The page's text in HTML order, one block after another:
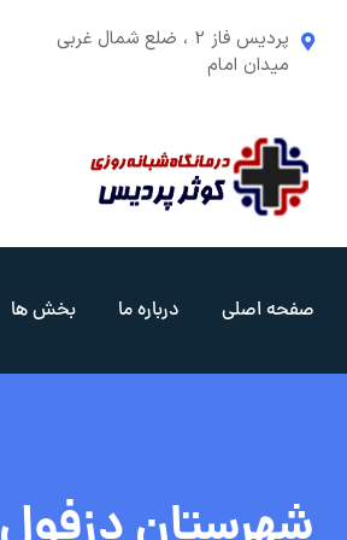
پردیس فاز 2 ، ضلع شمال غربی
میدان امام
صفحه اصلی درباره ما بخش ها